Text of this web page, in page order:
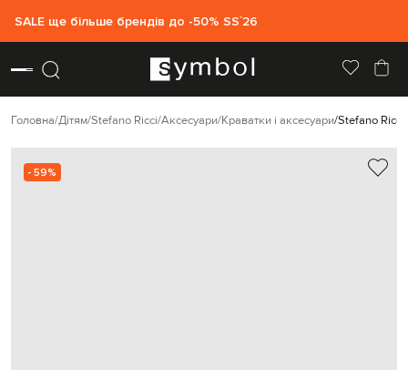
SALE ще більше брендів до -50% SS`26
Головна Дітям Stefano Ricci Аксесуари Краватки і аксесуари Stefano Ricci
- 59%